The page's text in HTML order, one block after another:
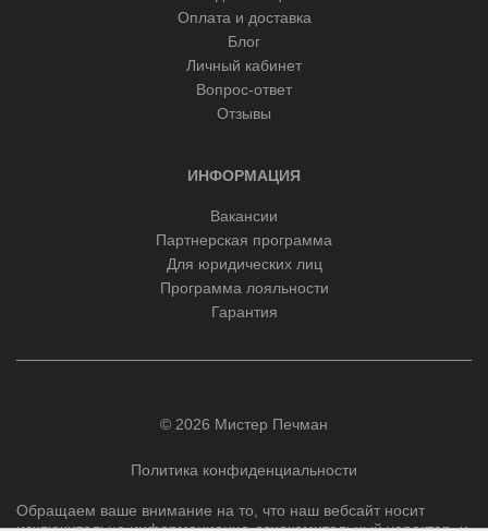
Оплата и доставка
Блог
Личный кабинет
Вопрос-ответ
Отзывы
ИНФОРМАЦИЯ
Вакансии
Партнерская программа
Для юридических лиц
Программа лояльности
Гарантия
© 2026 Мистер Печман
Политика конфиденциальности
Обращаем ваше внимание на то, что наш вебсайт носит